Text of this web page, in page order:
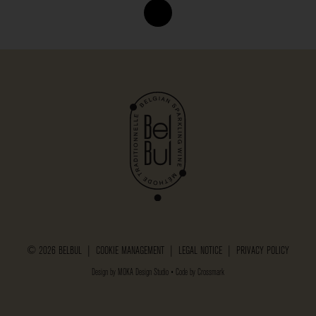
© 2026 BELBUL | COOKIE MANAGEMENT LEGAL NOTICE PRIVACY POLICY
Design by MOKA Design Studio • Code by Crossmark